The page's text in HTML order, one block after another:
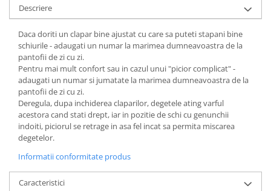
Descriere
Daca doriti un clapar bine ajustat cu care sa puteti stapani bine
schiurile - adaugati un numar la marimea dumneavoastra de la
pantofii de zi cu zi.
Pentru mai mult confort sau in cazul unui "picior complicat" -
adaugati un numar si jumatate la marimea dumneavoastra de la
pantofii de zi cu zi.
Deregula, dupa inchiderea claparilor, degetele ating varful
acestora cand stati drept, iar in pozitie de schi cu genunchii
indoiti, piciorul se retrage in asa fel incat sa permita miscarea
degetelor.
Informatii conformitate produs
Caracteristici